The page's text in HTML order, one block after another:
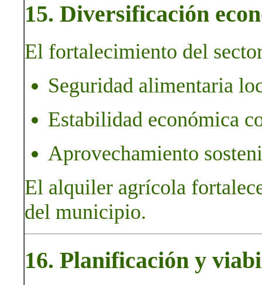
15. Diversificación
El fortalecimiento del
Seguridad alimentaria
Estabilidad económica
Aprovechamiento
El alquiler agrícola
del municipio.
16. Planificación y